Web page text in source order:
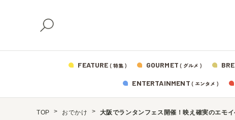
FEATURE ( 特集 ) GOURMET ( グルメ )
ENTERTAINMENT ( エンタメ )
TOP おでかけ 大阪でランタンフェス開催！映え確実のエモ